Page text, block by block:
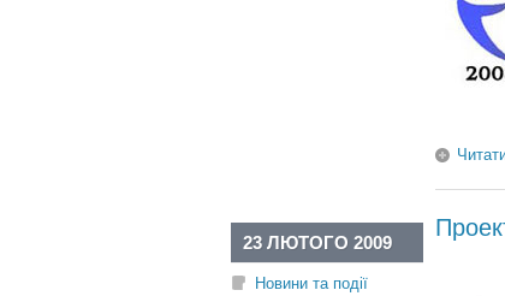
23 ЛЮТОГО 2009
Новини та події